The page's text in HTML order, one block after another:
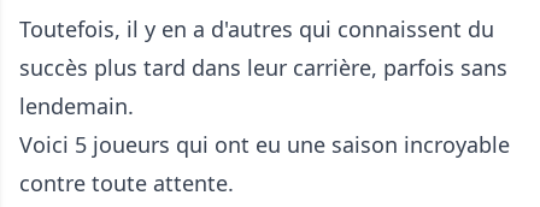
Toutefois, il y en a d'autres qui connaissent du
succès plus tard dans leur carrière, parfois sans
lendemain .
Voici 5 joueurs qui ont eu une saison incroyable
contre toute attente.